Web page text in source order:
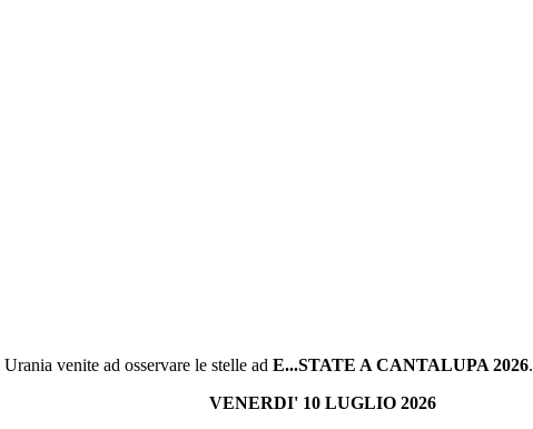
venite ad osservare le stelle ad E...STATE A CANTALUPA 2026.
VENERDI' 10 LUGLIO 2026